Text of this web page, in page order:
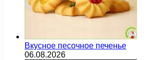
Вкусное песочное печенье
06.08.2026